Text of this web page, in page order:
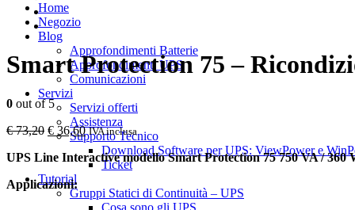
Home
Negozio
Blog
Approfondimenti Batterie
Approfondimenti UPS
Comunicazioni
Servizi
Servizi offerti
Assistenza
Supporto Tecnico
Download Software per UPS: ViewPower e
Ticket
Tutorial
Gruppi Statici di Continuità – UPS
Cosa sono gli UPS
Smart Protection 75 –
0 out of 5
€ 73,20 Il
prezzo
originale
era:
€ 73,20.
€ 36,60Il
prezzo
attuale
€ 36,60.
IVA inclusa
UPS Line Interactive modello Smart Protection 75 750 VA / 360
Applicazioni: